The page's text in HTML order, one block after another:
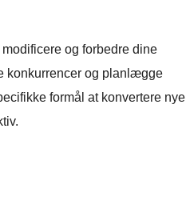
og forbedre dine
konkurrencer og planlægge
formål at konvertere nye